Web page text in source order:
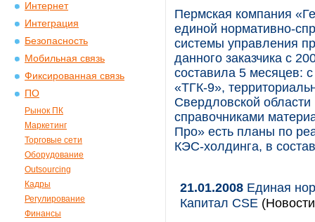
Интернет
Интеграция
Безопасность
Мобильная связь
Фиксированная связь
ПО
Рынок ПК
Маркетинг
Торговые сети
Оборудование
Outsourcing
Кадры
Регулирование
Финансы
Пермская компания
единой нормативно-
системы управления
данного заказчика с
составила 5 месяцев:
«ТГК-9»,
Свердловской
справочниками
Про» есть планы по
КЭС-холдинга, в
21.01.2008 Единая
Капитал CSE